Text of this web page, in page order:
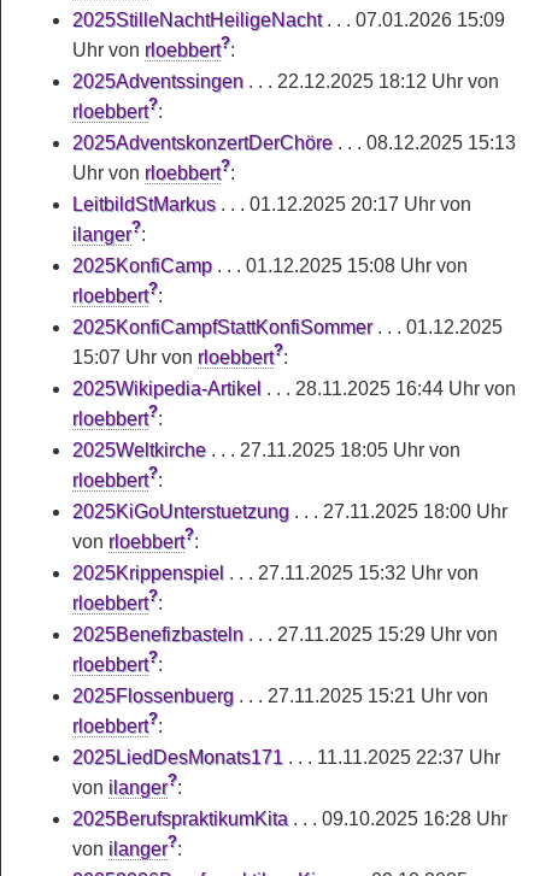
2025StilleNachtHeiligeNacht. . . 07.01.2026 15:09
Uhr von rloebbert?:
2025Adventssingen . . . 22.12.2025 18:12 Uhr von
rloebbert?:
2025AdventskonzertDerChöre . . . 08.12.2025 15:13
Uhr von rloebbert?:
LeitbildStMarkus. . . 01.12.2025 20:17 Uhr von
ilanger?:
2025KonfiCamp . . . 01.12.2025 15:08 Uhr von
rloebbert?:
2025KonfiCampfStattKonfiSommer. . . 01.12.2025
15:07 Uhr von rloebbert?:
2025Wikipedia-Artikel . . . 28.11.2025 16:44 Uhr von
rloebbert?:
2025Weltkirche . . . 27.11.2025 18:05 Uhr von
rloebbert?:
2025KiGoUnterstuetzung . . . 27.11.2025 18:00 Uhr
von rloebbert?:
2025Krippenspiel . . . 27.11.2025 15:32 Uhr von
rloebbert?:
2025Benefizbasteln . . . 27.11.2025 15:29 Uhr von
rloebbert?:
2025Flossenbuerg . . . 27.11.2025 15:21 Uhr von
rloebbert?:
2025LiedDesMonats171 . . . 11.11.2025 22:37 Uhr
von ilanger?:
2025BerufspraktikumKita . . . 09.10.2025 16:28 Uhr
von ilanger?: